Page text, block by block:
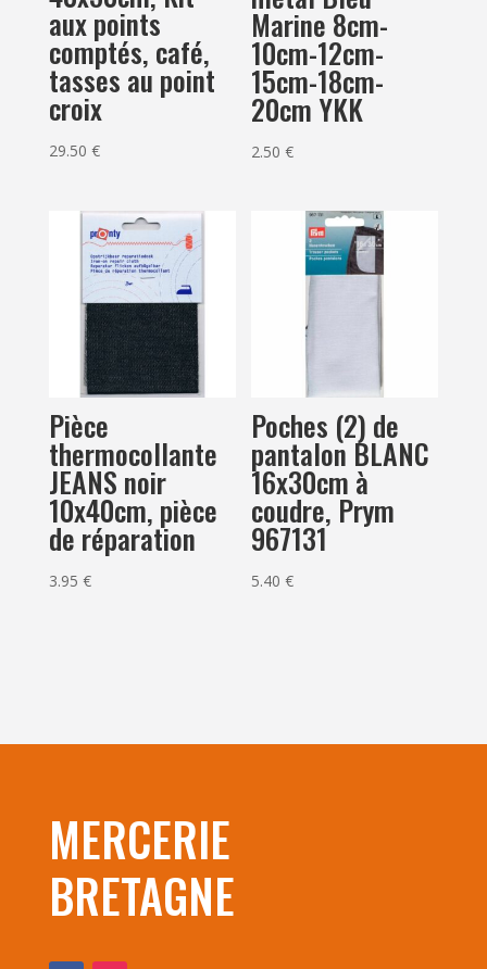
aux points
comptés, café,
tasses au point
croix
29.50 €
Marine 8cm-
10cm-12cm-
15cm-18cm-
20cm YKK
2.50€
Pièce
thermocollante
JEANS noir
10x40cm, pièce
de réparation
3.95 €
Poches (2) de
pantalon BLANC
16x30cm à
coudre, Prym
967131
5.40€
MERCERIE
BRETAGNE